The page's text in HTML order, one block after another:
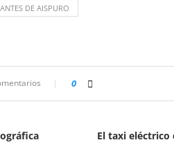
DE AISPURO
0
El taxi eléctrico